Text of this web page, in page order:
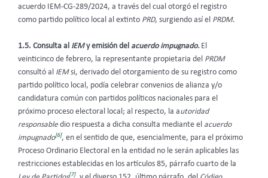
acuerdo IEM-CG-289/2024, a través del cual otorgó el registro
como partido político local al extinto PRD, surgiendo así el PRDM.
1.5. Consulta al IEMy emisión del acuerdo impugnado. El
veinticinco de febrero, la representante propietaria del PRDM
consultó al IEMsi, derivado del otorgamiento de su registro como
partido político local, podía celebrar convenios de alianza y/o
candidatura común con partidos políticos nacionales para el
próximo proceso electoral local; al respecto, la autoridad
responsabledio respuesta a dicha consulta mediante el acuerdo
impugnado[6], en el sentido de que, esencialmente, para el próximo
Proceso Ordinario Electoral en la entidad no le serán aplicables las
restricciones establecidas en los artículos 85, párrafo cuarto de la
[7]